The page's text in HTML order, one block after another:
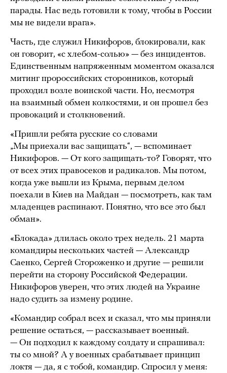
парады. Нас ведь готовили к тому, чтобы в России
мы не видели врага».
Часть, где служил Никифоров, блокировали, как
он говорит, «с хлебом-солью» — без инцидентов.
Единственным напряженным моментом оказался
митинг пророссийских сторонников, который
проходил возле воинской части. Но, несмотря
на взаимный обмен колкостями, и он прошел без
провокаций и столкновений.
«Пришли ребята русские со словами
„Мы приехали вас защищать“, — вспоминает
Никифоров. — От кого защищать-то? Говорят, что
от всех этих правосеков и радикалов. Мы потом,
когда уже вышли из Крыма, первым делом
поехали в Киев на Майдан — посмотреть, как там
младенцев распинают. Понятно, что все это был
обман».
«Блокада» длилась около трех недель. 21 марта
командиры нескольких частей — Александр
Саенко, Сергей Стороженко и другие — решили
перейти на сторону Российской Федерации.
Никифоров уверен, что этих людей на Украине
надо судить за измену родине.
«Командир собрал всех и сказал, что мы приняли
решение остаться, — рассказывает военный.
— Он подходил к каждому солдату и спрашивал:
ты со мной? А у военных срабатывает принцип
локтя — да, я с тобой, командир. Спросил у меня: